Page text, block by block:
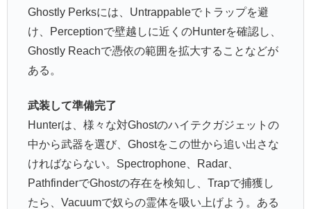
Ghostly Perksには、Untrappableでトラップを避
け、Perceptionで壁越しに近くのHunterを確認し、
Ghostly Reachで憑依の範囲を拡大することなどが
ある。
武装して準備完了
Hunterは、様々な対Ghostのハイテクガジェットの
中から武器を選び、Ghostをこの世から追い出さな
ければならない。Spectrophone、Radar、
PathfinderでGhostの存在を検知し、Trapで捕獲し
たら、Vacuumで奴らの霊体を吸い上げよう。ある